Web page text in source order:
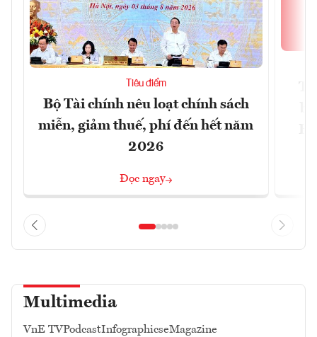
Tiêu điểm
Bộ Tài chính nêu loạt chính sách
miễn, giảm thuế, phí đến hết năm
2026
Đọc ngay
Multimedia
VnE TVPodcastInfographicseMagazine